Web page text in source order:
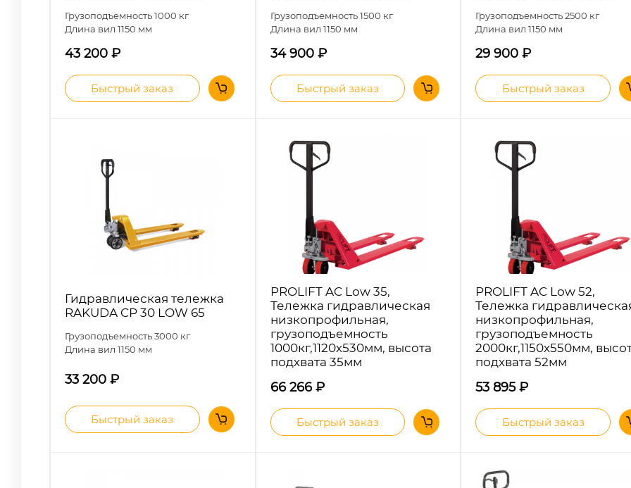
Грузоподъемность 1000 кг
Длина вил 1150 мм
43 200 ₽
Быстрый заказ
Грузоподъемность 1500 кг
Длина вил 1150 мм
34 900 ₽
Быстрый заказ
Грузоподъемность 2500 кг
Длина вил 1150 мм
29 900₽
Быстрый заказ
Гидравлическая тележка
RAKUDA CP 30 LOW 65
Грузоподъемность 3000 кг
Длина вил 1150 мм
33 200 ₽
Быстрый заказ
PROLIFT AC Low 35,
Тележка гидравлическая
низкопрофильная,
грузоподъемность
1000кг,1120х530мм, высота
подхвата 35мм
66 266₽
Быстрый заказ
PROLIFT AC Low 52,
Тележка
низкопрофильная,
грузоподъемность
2000кг,1150х550мм,
подхвата 52мм
53 895₽
Быстрый заказ